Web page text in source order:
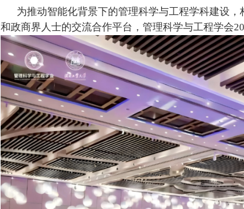
为推动智能化背景下的管理科学与工程学科建设 ，
和政商界人士的交流合作平台 ， 管理科学与工程学会